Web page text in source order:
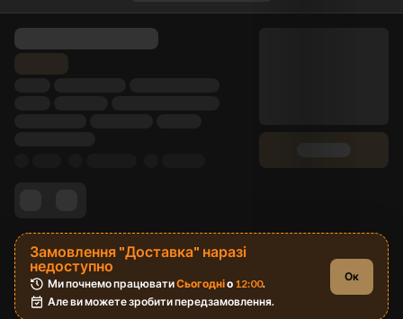
Замовлення "Доставка" наразі
недоступно
Ми почнемо працювати Сьогодні о 12:00.
Але ви можете зробити передзамовлення.
Ок